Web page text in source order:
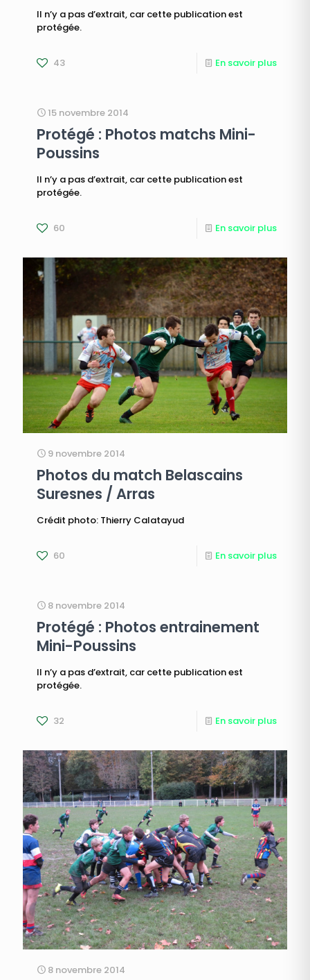
Il n’y a pas d’extrait, car cette publication est
protégée.
43 En savoir plus
15 novembre 2014
Protégé : Photos matchs Mini-
Poussins
Il n’y a pas d’extrait, car cette publication est
protégée.
60 En savoir plus
9 novembre 2014
Photos du match Belascains
Suresnes / Arras
Crédit photo: Thierry Calatayud
60 En savoir plus
8 novembre 2014
Protégé : Photos entrainement
Mini-Poussins
Il n’y a pas d’extrait, car cette publication est
protégée.
32 En savoir plus
8 novembre 2014